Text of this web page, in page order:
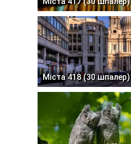
Міста 418 (30 шпалер)